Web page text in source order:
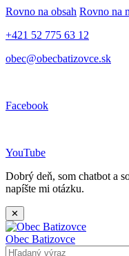
Rovno na obsah Rovno na
+421 52 775 63 12
obec@obecbatizovce.sk
Facebook
YouTube
Dobrý deň, som chatbot a
napíšte mi otázku.
✕
Obec Batizovce